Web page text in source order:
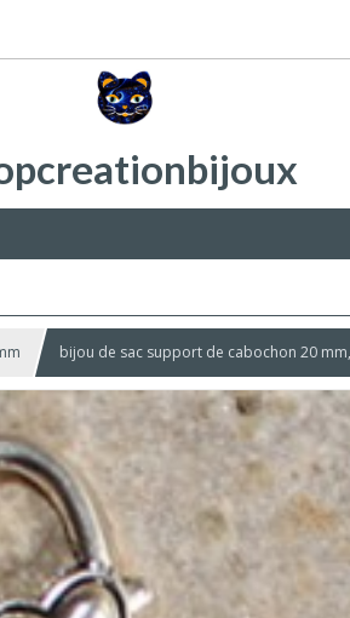
bijou de sac support de cabochon 20